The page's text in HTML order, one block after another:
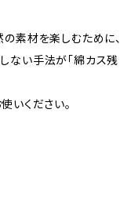
素材を楽しむために、
ない手法が「綿カス残
いください。